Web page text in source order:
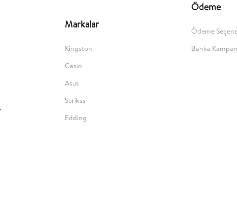
Markalar
Kingston
Casio
Asus
Scrikss
Edding
Ödeme
Ödeme
Banka